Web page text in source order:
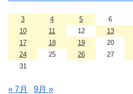
3
4 5 6
10
11 12 13
17
18 19 20
24
25 26 27
31
« 7月 9月 »